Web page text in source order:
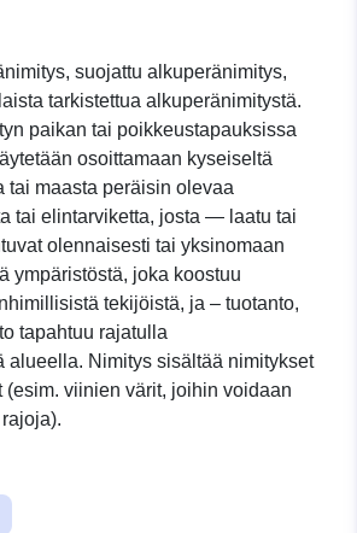
suojattu alkuperänimitys,
tarkistettua alkuperänimitystä.
paikan tai poikkeustapauksissa
osoittamaan kyseiseltä
tai maasta peräisin olevaa
tai elintarviketta, josta — laatu tai
olennaisesti tai yksinomaan
ympäristöstä, joka koostuu
tekijöistä, ja – tuotanto,
tapahtuu rajatulla
alueella. Nimitys sisältää nimitykset
(esim. viinien värit, joihin voidaan